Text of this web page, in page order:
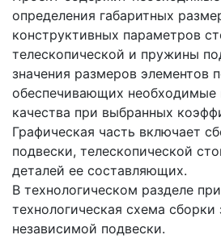
определения габаритных
конструктивных параметров
телескопической и пружины
значения размеров элементов
обеспечивающих необходимые
качества при выбранных
Графическая часть включает
подвески, телескопической
деталей ее составляющих.
В технологическом разделе
технологическая схема сборки
независимой подвески.